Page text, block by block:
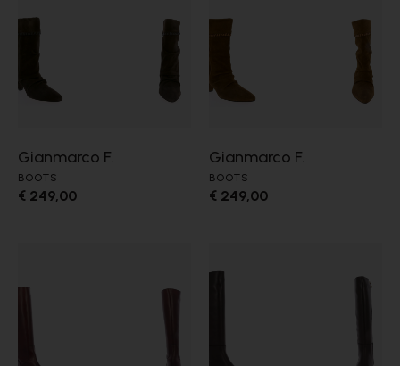
Gianmarco F.
BOOTS
€ 249,00
Gianmarco F.
BOOTS
€ 249,00